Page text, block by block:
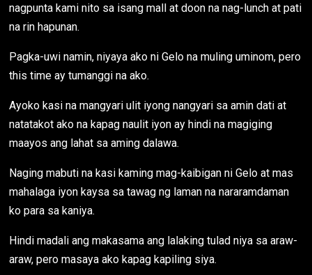
nagpunta kami nito sa isang mall at doon na nag-lunch at pati
na rin hapunan.
Pagka-uwi namin, niyaya ako ni Gelo na muling uminom, pero
this time ay tumanggi na ako.
Ayoko kasi na mangyari ulit iyong nangyari sa amin dati at
natatakot ako na kapag naulit iyon ay hindi na magiging
maayos ang lahat sa aming dalawa.
Naging mabuti na kasi kaming mag-kaibigan ni Gelo at mas
mahalaga iyon kaysa sa tawag ng laman na nararamdaman
ko para sa kaniya.
Hindi madali ang makasama ang lalaking tulad niya sa araw-
araw, pero masaya ako kapag kapiling siya.